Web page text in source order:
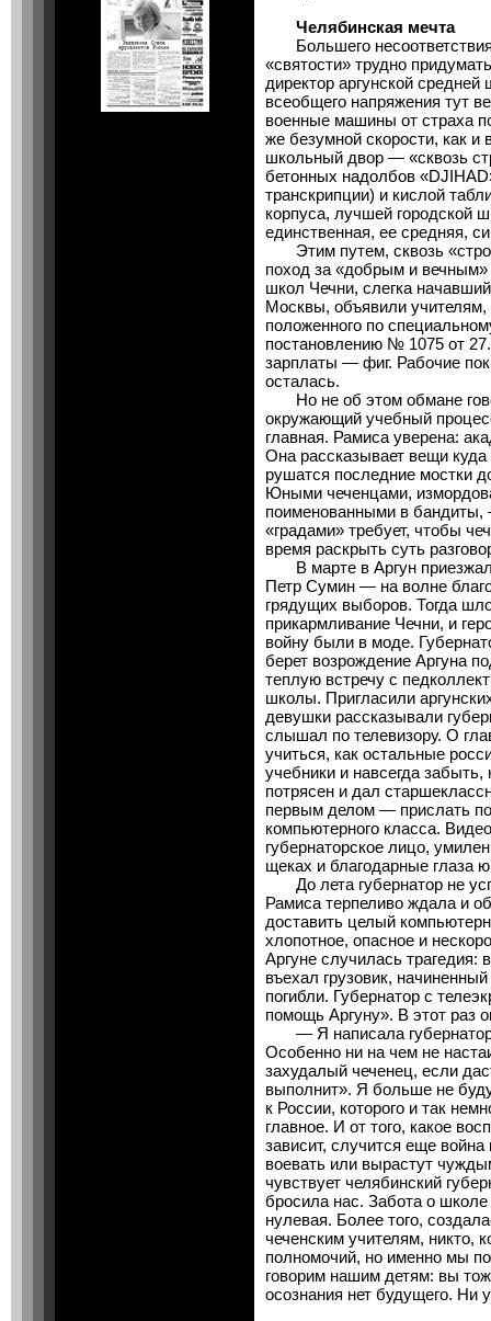
Челябинская мечта
Большего
«святости» трудно
директор аргунской
всеобщего напряжения тут
военные машины от страха
же безумной скорости, как и
школьный двор — «сквозь
бетонных надолбов
транскрипции) и кислой
корпуса, лучшей городской
единственная, ее средняя,
Этим путем, сквозь
поход за «добрым и
школ Чечни, слегка
Москвы, объявили
положенного по
постановлению № 1075 от
зарплаты — фиг. Рабочие
осталась.
Но не об этом обмане
окружающий учебный
главная. Рамиса уверена:
Она рассказывает вещи
рушатся последние мостки
Юными чеченцами,
поименованными в бандиты,
«градами» требует, чтобы
время раскрыть суть
В марте в Аргун приезжал
Петр Сумин — на волне
грядущих выборов. Тогда
прикармливание Чечни, и
войну были в моде.
берет возрождение Аргуна
теплую встречу с
школы. Пригласили
девушки рассказывали
слышал по телевизору. О
учиться, как остальные
учебники и навсегда
потрясен и дал
первым делом — прислать
компьютерного класса.
губернаторское лицо,
щеках и благодарные глаза
До лета губернатор не
Рамиса терпеливо ждала и
доставить целый
хлопотное, опасное и
Аргуне случилась трагедия:
въехал грузовик,
погибли. Губернатор с
помощь Аргуну». В этот раз
— Я написала
Особенно ни на чем не
захудалый чеченец, если
выполнит». Я больше не
к России, которого и так
главное. И от того, какое
зависит, случится еще
воевать или вырастут
чувствует челябинский
бросила нас. Забота о
нулевая. Более того,
чеченским учителям, никто,
полномочий, но именно мы
говорим нашим детям: вы
осознания нет будущего. Ни